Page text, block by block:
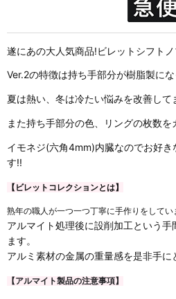
遂にあの大人気商品!ビレットシフト
Ver.2の特徴は持ち手部分が樹脂製にな
夏は熱い、冬は冷たい悩みを改善して
また持ち手部分の色、リングの枚数を
イモネジ(六角4mm)内臓なのでお好き
す!!
【ビレットコレクションとは】
熟年の職人が一つ一つ丁寧に手作りをしてい
アルマイト処理後に設削加工という
ます。
アルミ素材の金属の重量感を是非手に
【アルマイト製品の注意事項】